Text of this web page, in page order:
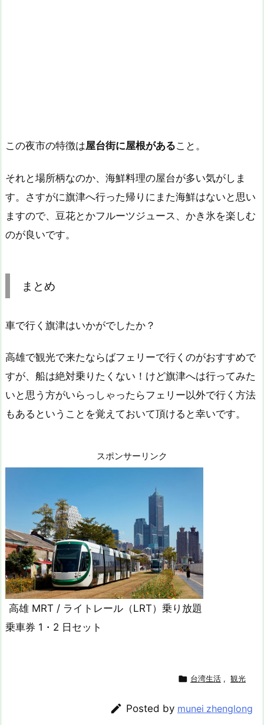
この夜市の特徴は屋台街に屋根があること。
それと場所柄なのか、海鮮料理の屋台が多い気がしま
す。さすがに旗津へ行った帰りにまた海鮮はないと思い
ますので、豆花とかフルーツジュース、かき氷を楽しむ
のが良いです。
まとめ
車で行く旗津はいかがでしたか？
高雄で観光で来たならばフェリーで行くのがおすすめで
すが、船は絶対乗りたくない！けど旗津へは行ってみた
いと思う方がいらっしゃったらフェリー以外で行く方法
もあるということを覚えておいて頂けると幸いです。
スポンサーリンク
高雄 MRT / ライトレール（LRT）乗り放題
乗車券 1・2 日セット
 台湾生活 , 観光
 Posted by munei zhenglong